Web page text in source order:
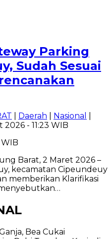
Parking
Sudah Sesuai
Daerah Nasional
- 11:23 WIB
WIB
Barat, 2 Maret 2026 –
kecamatan Cipeundeuy
memberikan Klarifikasi